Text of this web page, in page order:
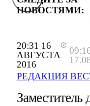
20:31 16
АВГУСТА
2016
РЕДАКЦИЯ
НОВОСТЯМИ:
Заместитель